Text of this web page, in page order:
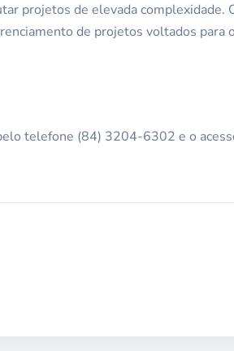
projetos de elevada complexidade.
de projetos voltados para
telefone (84) 3204-6302 e o